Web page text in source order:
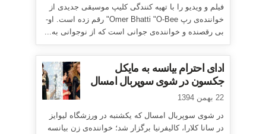
فیلم و ویدیو را با تهیه کنندگی کلیپ موسیقی جدیدی از
خواننده‌ی رپ Omer Bhatti "O-Bee" رقم زده است. او-
بی رقصنده و خواننده‌ی جوانی است که از نوجوانی به...
ادای احترام بیانسه به مایکل
جکسون در شوی سوپربال امسال
22 بهمن 1394
در شوی سوپربال امسال که یکشنبه در ورزشگاه لیوایز
در سانا کلارا، کالیفرنیا برگزار شد؛ خواننده‌ی زن بیانسه